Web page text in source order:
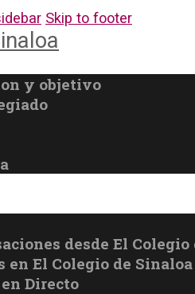
Skip to footer
y objetivo
desde El
en El Colegio de Sinaloa
Directo